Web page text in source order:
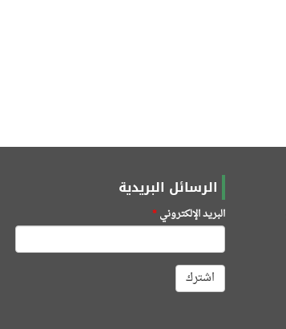
الرسائل البريدية
البريد الإلكتروني*
اشترك